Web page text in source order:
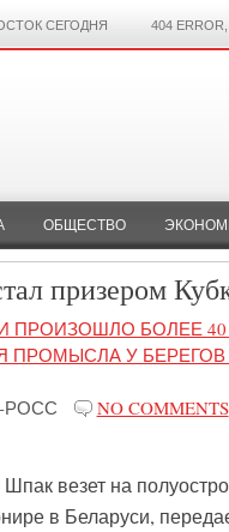
СЕГОДНЯ 404
ОБЩЕСТВО
призером
ПРОИЗОШЛО БОЛЕЕ
У БЕРЕГОВ
РОСС NO COMMENTS
везет на
в Беларуси,